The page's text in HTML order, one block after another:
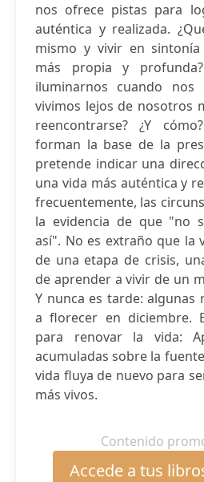
nos ofrece pistas para
auténtica y realizada.
mismo y vivir en
más propia y
iluminarnos cuando nos
vivimos lejos de nosotros
reencontrarse? ¿Y
forman la base de la
pretende indicar una
una vida más auténtica y
frecuentemente, las
la evidencia de que "no
así". No es extraño que la
de una etapa de crisis,
de aprender a vivir de un
Y nunca es tarde: algunas
a florecer en diciembre.
para renovar la vida:
acumuladas sobre la
vida fluya de nuevo para
más vivos.
Contenido
Accede a tus